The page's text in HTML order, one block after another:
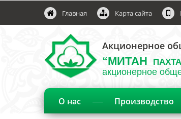
Главная Карта сайта
Акционерное
“МИТАН
акционерное
О нас Производство